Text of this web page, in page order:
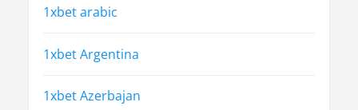
1xbet arabic
1xbet Argentina
1xbet Azerbajan